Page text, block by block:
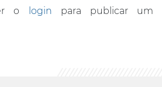
o login para publicar um